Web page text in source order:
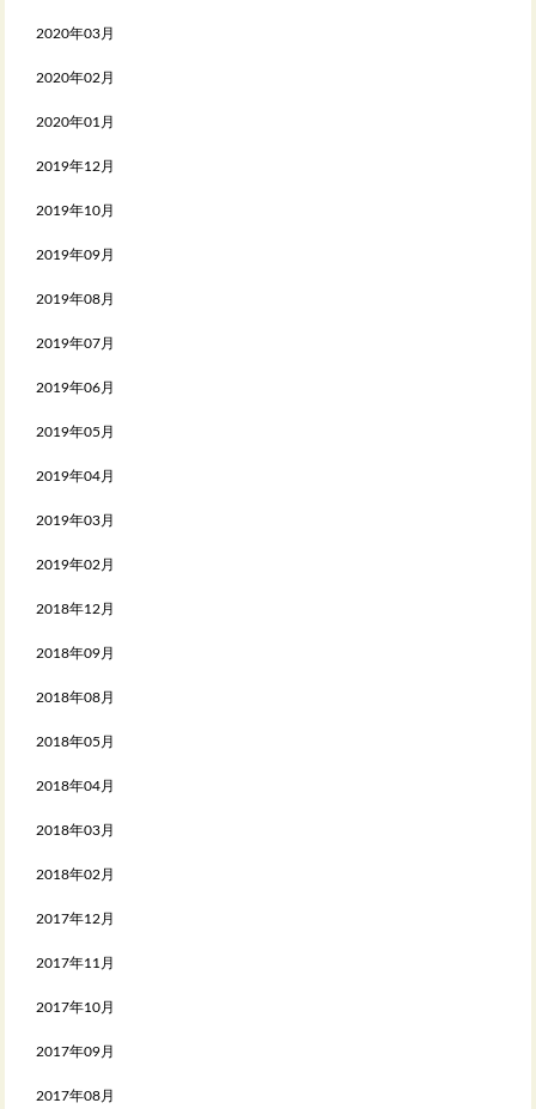
2020年03月
2020年02月
2020年01月
2019年12月
2019年10月
2019年09月
2019年08月
2019年07月
2019年06月
2019年05月
2019年04月
2019年03月
2019年02月
2018年12月
2018年09月
2018年08月
2018年05月
2018年04月
2018年03月
2018年02月
2017年12月
2017年11月
2017年10月
2017年09月
2017年08月